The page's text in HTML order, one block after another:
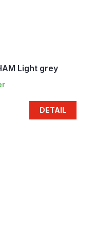
Light grey
DETAIL